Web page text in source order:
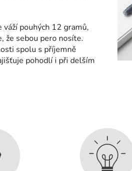
pouhých 12 gramů,
že sebou pero nosíte.
spolu s příjemně
pohodlí i při delším